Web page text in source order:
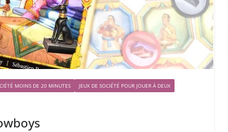
MOINS DE 20 MINUTES JEUX DE SOCIÉTÉ POUR JOUER À DEUX